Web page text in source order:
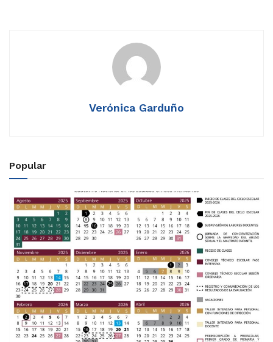
Verónica Garduño
Popular